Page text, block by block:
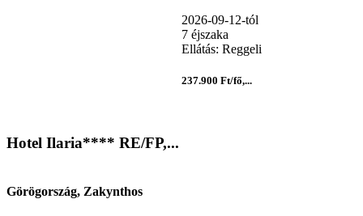
2026-09-12-tól
7 éjszaka
Ellátás: Reggeli
237.900 Ft/fő,...
Hotel Ilaria**** RE/FP,...
Görögország, Zakynthos